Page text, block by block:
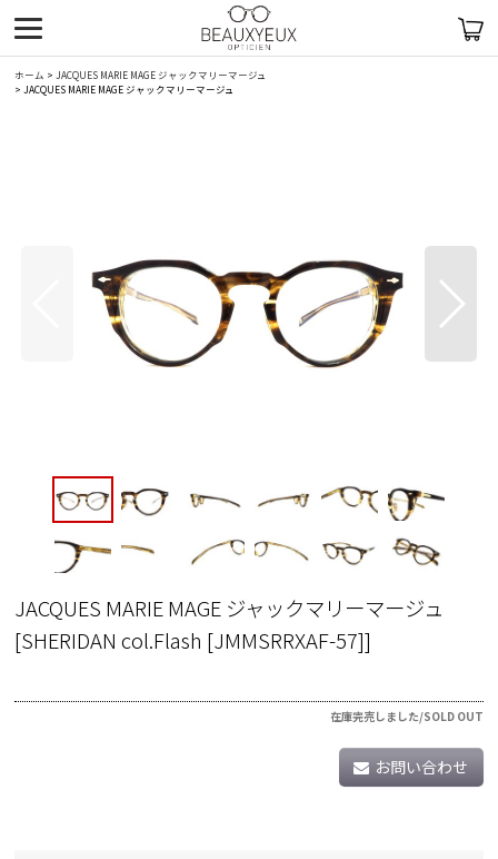
ホーム > JACQUES MARIE MAGE ジャックマリーマージュ
> JACQUES MARIE MAGE ジャックマリーマージュ
JACQUES MARIE MAGE ジャックマリーマージュ
[SHERIDAN col.Flash [JMMSRRXAF-57]]
在庫完売しました/SOLD OUT
お問い合わせ